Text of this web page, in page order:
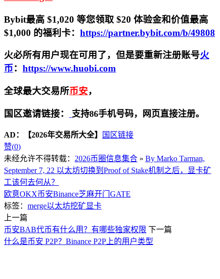
Bybit最高 $1,020 等您领取 $20 体验金和价值最高
$1,000 的福利卡： https://partner.bybit.com/b/49808
火必所有用户现在可用了，但是要重新注册账号火
币： https://www.huobi.com
全球最大交易所币安，
国区邀请链接： 支持86手机号码，网页直接注册。
AD： 【2026年交易所大全】
国区链接
赞(0)
未经允许不得转载： 2026币圈信息集合 » By Marko Tarman,
September 7, 22 以太坊切换到Proof of Stake机制之后，显卡矿
工该何去何从？
欧意OKX币安Binance芝麻开门GATE
标签： merge以太坊挖矿显卡
上一篇
币安BAB代币有什么用？有哪些独家权限 下一篇
什么是币安 P2P？Binance P2P上的用户类型